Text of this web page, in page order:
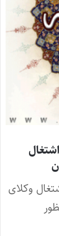
وکلای